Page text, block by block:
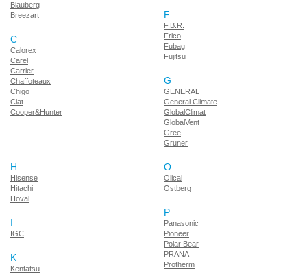
Blauberg
Breezart
C
Calorex
Carel
Carrier
Chaffoteaux
Chigo
Ciat
Cooper&Hunter
F
F.B.R.
Frico
Fubag
Fujitsu
G
GENERAL
General Climate
GlobalClimat
GlobalVent
Gree
Gruner
H
Hisense
Hitachi
Hoval
I
IGC
K
Kentatsu
O
Olical
Ostberg
P
Panasonic
Pioneer
Polar Bear
PRANA
Protherm